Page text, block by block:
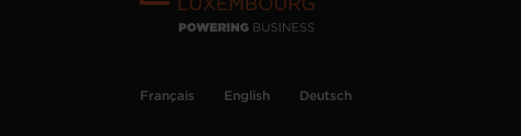
Français English Deutsch